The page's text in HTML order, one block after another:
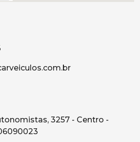
3257 - Centro -